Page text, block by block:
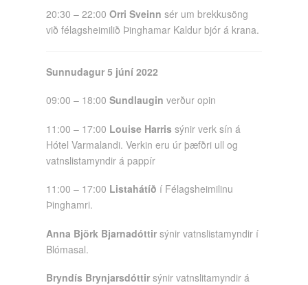
20:30 – 22:00Orri Sveinnsér um brekkusöng
við félagsheimilið Þinghamar Kaldur bjór á krana.
Sunnudagur 5 júní 2022
09:00 – 18:00Sundlauginverður opin
11:00 – 17:00 Louise Harrissýnir verk sín á
Hótel Varmalandi. Verkin eru úr þæfðri ull og
vatnslistamyndir á pappír
11:00 – 17:00 Listahátíð í Félagsheimilinu
Þinghamri.
Anna Björk Bjarnadóttirsýnir vatnslistamyndir í
Blómasal.
Bryndís Brynjarsdóttirsýnir vatnslitamyndir á